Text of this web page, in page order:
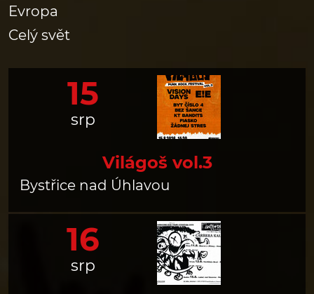
Evropa
Celý svět
15
srp
Világoš vol.3
Bystřice nad Úhlavou
16
srp